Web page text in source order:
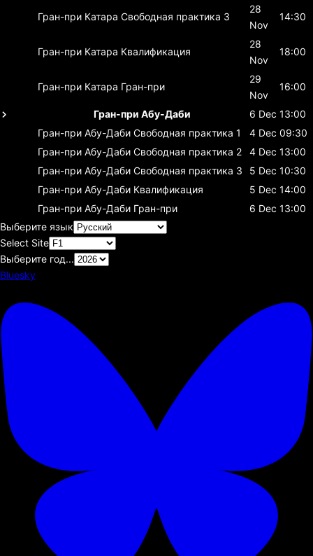
Гран-при Катара Свободная практика 3
28
Nov
14:30
Гран-при Катара Квалификация
28
Nov
18:00
Гран-при Катара Гран-при
29
Nov
16:00
Гран-при Абу-Даби 6 Dec 13:00
Гран-при Абу-Даби Свободная практика 1 4 Dec 09:30
Гран-при Абу-Даби Свободная практика 2 4 Dec 13:00
Гран-при Абу-Даби Свободная практика 3 5 Dec 10:30
Гран-при Абу-Даби Квалификация 5 Dec 14:00
Гран-при Абу-Даби Гран-при 6 Dec 13:00
Выберите язык
Select Site
Выберите год...
Bluesky